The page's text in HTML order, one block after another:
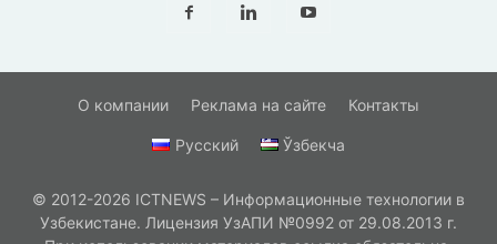
О компании Реклама на сайте Контакты
Русский Ўзбекча
© 2012-2026 ICTNEWS – Информационные технологии в
Узбекистане. Лицензия УзАПИ №0992 от 29.08.2013 г.